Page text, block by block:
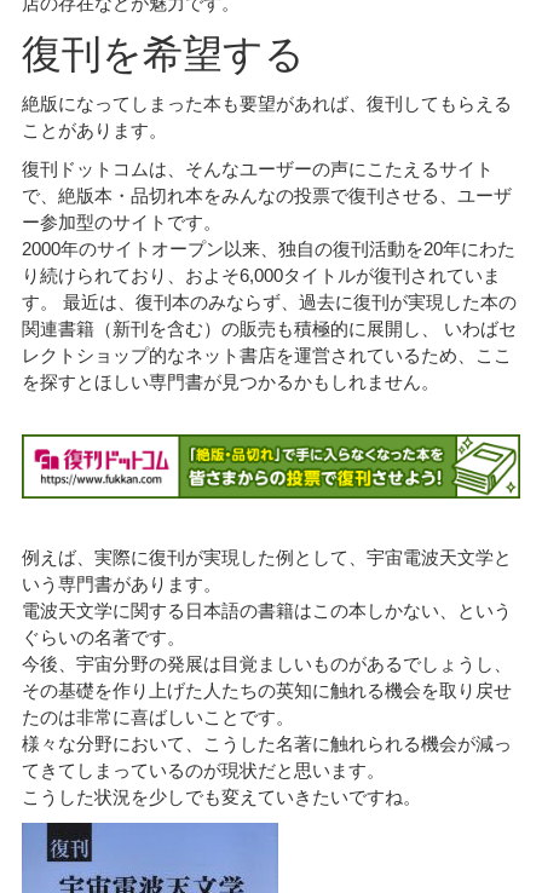
復刊を希望する
絶版になってしまった本も要望があれば、復刊してもらえる
ことがあります。
復刊ドットコムは、そんなユーザーの声にこたえるサイト
で、絶版本・品切れ本をみんなの投票で復刊させる、ユーザ
ー参加型のサイトです。
2000年のサイトオープン以来、独自の復刊活動を20年にわた
り続けられており、およそ6,000タイトルが復刊されていま
す。 最近は、復刊本のみならず、過去に復刊が実現した本の
関連書籍（新刊を含む）の販売も積極的に展開し、 いわばセ
レクトショップ的なネット書店を運営されているため、ここ
を探すとほしい専門書が見つかるかもしれません。
例えば、実際に復刊が実現した例として、宇宙電波天文学と
いう専門書があります。
電波天文学に関する日本語の書籍はこの本しかない、という
ぐらいの名著です。
今後、宇宙分野の発展は目覚ましいものがあるでしょうし、
その基礎を作り上げた人たちの英知に触れる機会を取り戻せ
たのは非常に喜ばしいことです。
様々な分野において、こうした名著に触れられる機会が減っ
てきてしまっているのが現状だと思います。
こうした状況を少しでも変えていきたいですね。